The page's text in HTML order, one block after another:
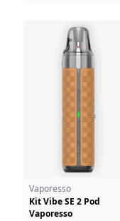
Vaporesso
Kit Vibe SE 2 Pod
Vaporesso